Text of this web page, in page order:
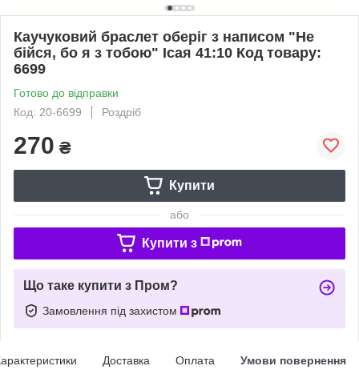
Каучуковий браслет оберіг з написом "Не
бійся, бо я з тобою" Ісая 41:10 Код товару:
6699
Готово до відправки
Код: 20-6699
Роздріб
270 ₴
Купити
або
Купити з
Що таке купити з Пром?
Замовлення під захистом
Доставка Оплата Умови повернення